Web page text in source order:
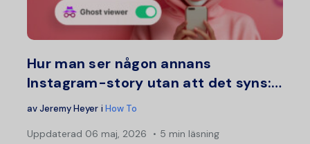
Hur man ser någon annans
Instagram-story utan att det syns:…
avJeremy Heyer i How To
Uppdaterad 06 maj, 2026 5 min läsning